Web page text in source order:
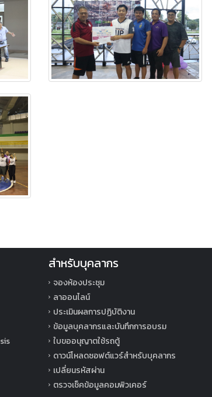
สำหรับบุคลากร
จองห้องประชุม
ลาออนไลน์
ประเมินผลการปฏิบัติงาน
ข้อมูลบุคลากรและบันทึกการอบรม
ใบขออนุญาตใช้รถตู้
ดาวน์โหลดซอฟต์แวร์สำหรับบุคลากร
เปลี่ยนรหัสผ่าน
ตรวจเช็คข้อมูลคอมพิวเคอร์